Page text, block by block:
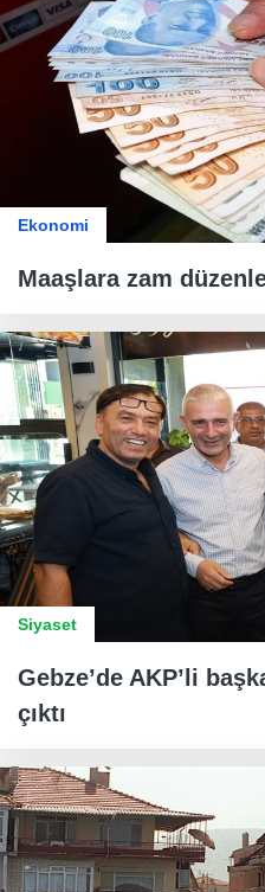
Ekonomi
Maaşlara zam
Siyaset
Gebze’de AKP’li
çıktı